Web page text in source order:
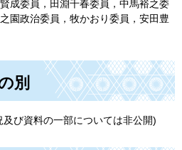
成委員，田淵千春委員，中馬裕之委
園政治委員，牧かおり委員，安田豊
別
及び資料の一部については非公開)